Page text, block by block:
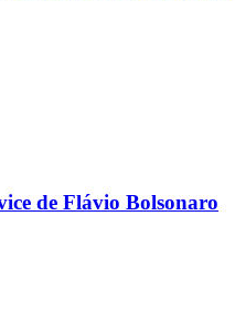
de Flávio Bolsonaro